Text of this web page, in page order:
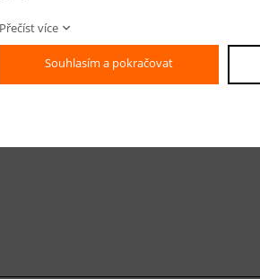
Váš dotaz
Přečíst více
Souhlasím a pokračovat